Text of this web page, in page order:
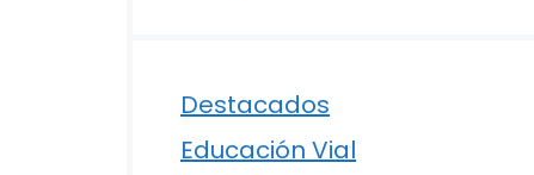
Destacados
Educación Vial